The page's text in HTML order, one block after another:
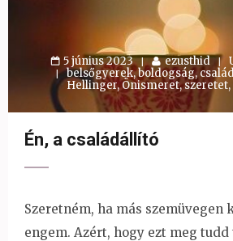
5 június 2023 ezusthid
belsőgyerek,boldogság,
Hellinger,Önismeret,szeretet,
Én, a családállító
Szeretném, ha más szemüvegen
engem. Azért, hogy ezt meg